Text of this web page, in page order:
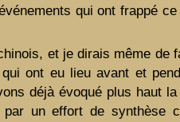
qui ont frappé
et je dirais même de
ont eu lieu avant et
déjà évoqué plus haut
un effort de synthèse